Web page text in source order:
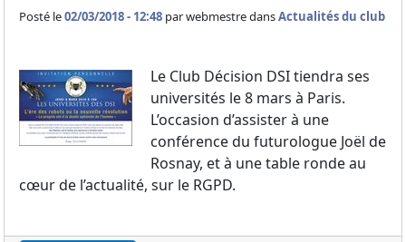
Posté le02/03/2018 - 12:48 parwebmestre dansActualités du club
Le Club Décision DSI tiendra ses
universités le 8 mars à Paris.
L’occasion d’assister à une
conférence du futurologue Joël de
Rosnay, et à une table ronde au
cœur de l’actualité, sur le RGPD.